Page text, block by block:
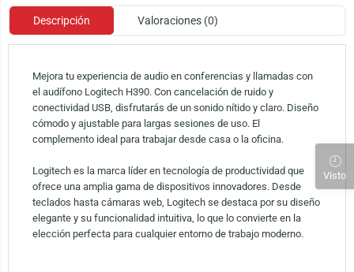
Descripción Valoraciones (0)
Mejora tu experiencia de audio en conferencias y llamadas con
el audífono Logitech H390. Con cancelación de ruido y
conectividad USB, disfrutarás de un sonido nítido y claro. Diseño
cómodo y ajustable para largas sesiones de uso. El
complemento ideal para trabajar desde casa o la oficina.
Logitech es la marca líder en tecnología de productividad que
ofrece una amplia gama de dispositivos innovadores. Desde
teclados hasta cámaras web, Logitech se destaca por su diseño
elegante y su funcionalidad intuitiva, lo que lo convierte en la
elección perfecta para cualquier entorno de trabajo moderno.
Visto